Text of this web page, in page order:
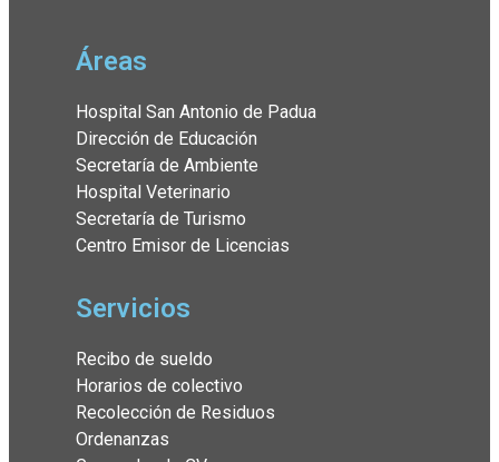
Áreas
Hospital San Antonio de Padua
Dirección de Educación
Secretaría de Ambiente
Hospital Veterinario
Secretaría de Turismo
Centro Emisor de Licencias
Servicios
Recibo de sueldo
Horarios de colectivo
Recolección de Residuos
Ordenanzas